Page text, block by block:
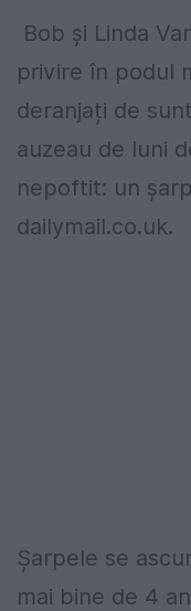
Bob și Linda
privire în podul
deranjați de
auzeau de luni
nepoftit: un
dailymail.co.uk.
Șarpele se
mai bine de 4